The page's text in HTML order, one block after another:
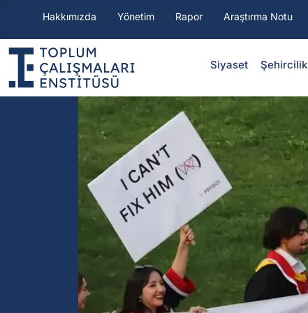
Hakkımızda Yönetim Rapor Araştırma Notu
Siyaset ⁠Şehircilik